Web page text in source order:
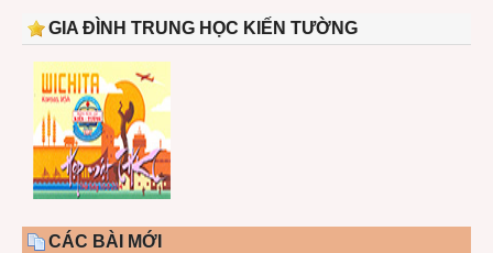
GIA ĐÌNH TRUNG HỌC KIẾN TƯỜNG
CÁC BÀI MỚI